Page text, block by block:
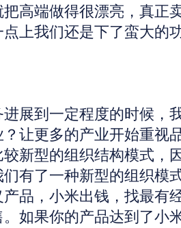
高端做得很漂亮，真正
上我们还是下了蛮大的
到一定程度的时候，
让更多的产业开始重视
新型的组织结构模式，
有了一种新型的组织模
品，小米出钱，找最有
如果你的产品达到了小